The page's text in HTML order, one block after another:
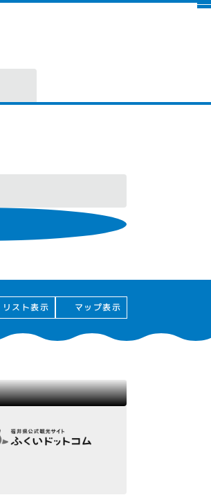
リスト表示 マップ表示
長期の方は相談に応じま